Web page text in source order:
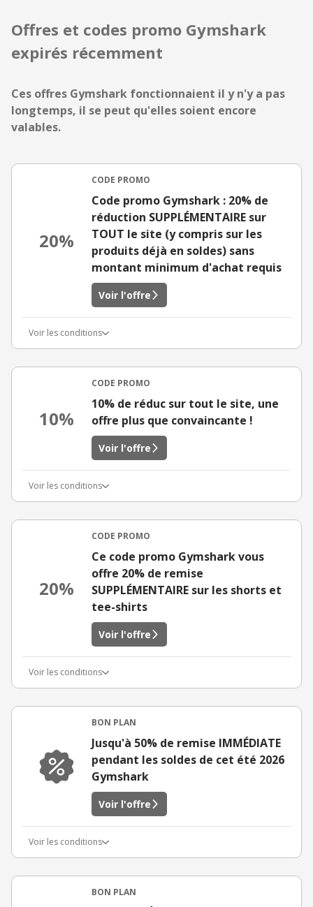
Offres et codes promo Gymshark
expirés récemment
Ces offres Gymshark fonctionnaient il y n'y a pas
longtemps, il se peut qu'elles soient encore
valables.
20%
CODE PROMO
Code promo Gymshark : 20% de
réduction SUPPLÉMENTAIRE sur
TOUT le site (y compris sur les
produits déjà en soldes) sans
montant minimum d'achat requis
Voir l'offre
Voir les conditions
10%
CODE PROMO
10% de réduc sur tout le site, une
offre plus que convaincante !
Voir l'offre
Voir les conditions
20%
CODE PROMO
Ce code promo Gymshark vous
offre 20% de remise
SUPPLÉMENTAIRE sur les shorts et
tee-shirts
Voir l'offre
Voir les conditions
BON PLAN
Jusqu'à 50% de remise IMMÉDIATE
pendant les soldes de cet été 2026
Gymshark
Voir l'offre
Voir les conditions
BON PLAN